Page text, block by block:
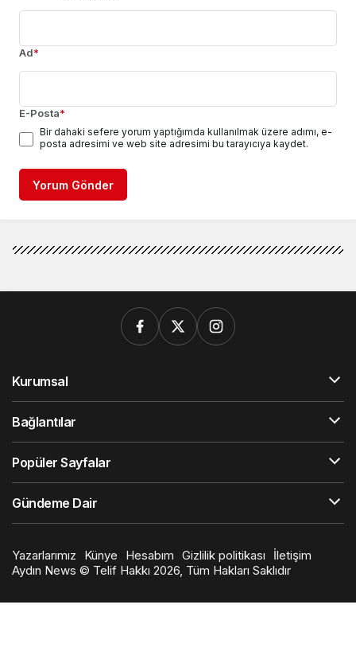
Ad*
E-Posta*
Bir dahaki sefere yorum yaptığımda kullanılmak üzere adımı, e-
posta adresimi ve web site adresimi bu tarayıcıya kaydet.
Yorum Gönder
Kurumsal
Bağlantılar
Popüler Sayfalar
Gündeme Dair
Yazarlarımız Künye Hesabım Gizlilik politikası
İletişim
Aydın News © Telif Hakkı 2026, Tüm Hakları Saklıdır